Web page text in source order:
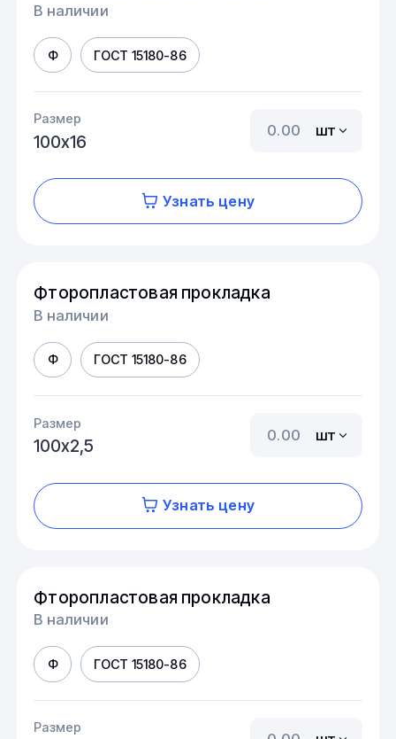
В наличии
Ф ГОСТ 15180-86
Размер
100х16
шт
Узнать цену
Фторопластовая прокладка
В наличии
Ф ГОСТ 15180-86
Размер
100х2,5
шт
Узнать цену
Фторопластовая прокладка
В наличии
Ф ГОСТ 15180-86
Размер